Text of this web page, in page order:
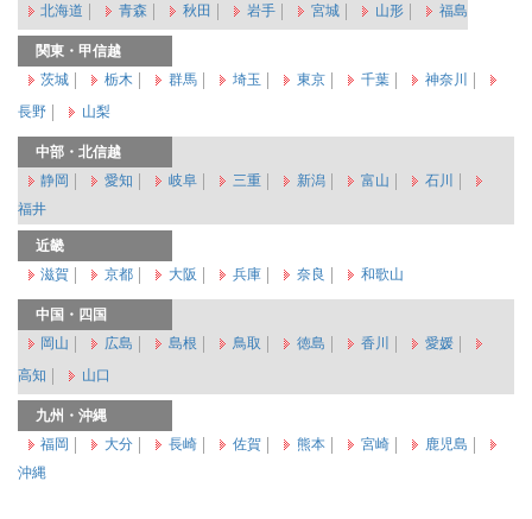
北海道
青森 秋田 岩手 宮城 山形 福島
関東・甲信越
茨城
栃木 群馬 埼玉 東京 千葉
神奈川
長野
山梨
中部・北信越
静岡
愛知 岐阜 三重 新潟 富山
石川
福井
近畿
滋賀
京都 大阪 兵庫 奈良 和歌山
中国・四国
岡山
広島 島根 鳥取 徳島 香川
愛媛
高知
山口
九州・沖縄
福岡
大分 長崎 佐賀 熊本 宮崎
鹿児島
沖縄